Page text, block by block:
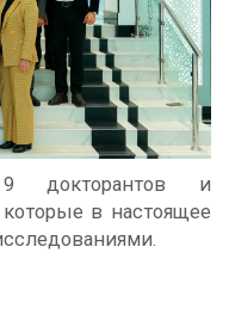
докторантов и
которые в настоящее